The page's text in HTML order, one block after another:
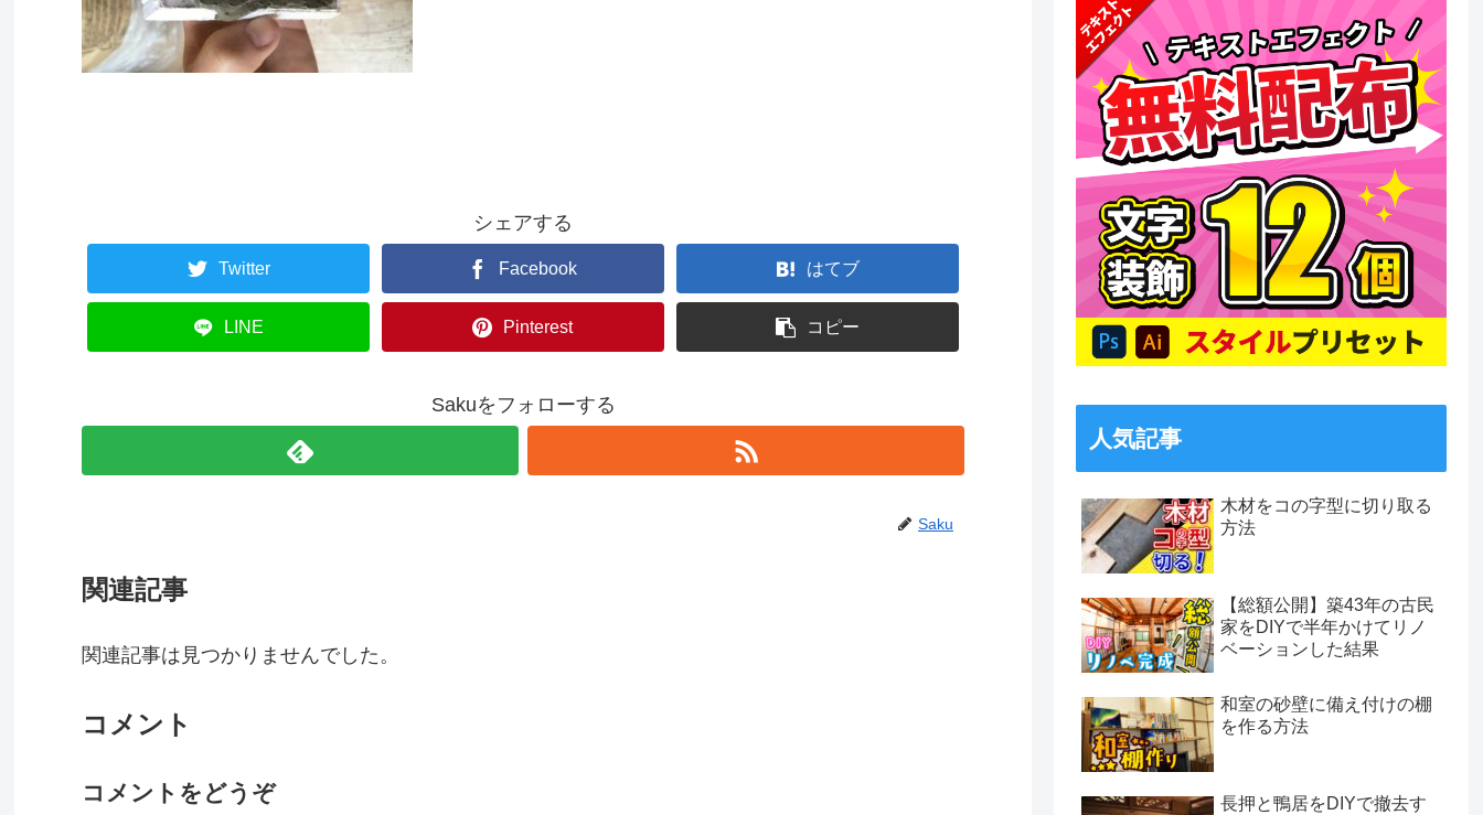
シェアする
Twitter Facebook はてブ
LINE Pinterest コピー
Sakuをフォローする
Saku
関連記事
関連記事は見つかりませんでした。
コメント
コメントをどうぞ
人気記事
木材をコの字型に切り取る
方法
【総額公開】築43年の古民
家をDIYで半年かけてリノ
ベーションした結果
和室の砂壁に備え付けの棚
を作る方法
長押と鴨居をDIYで撤去す